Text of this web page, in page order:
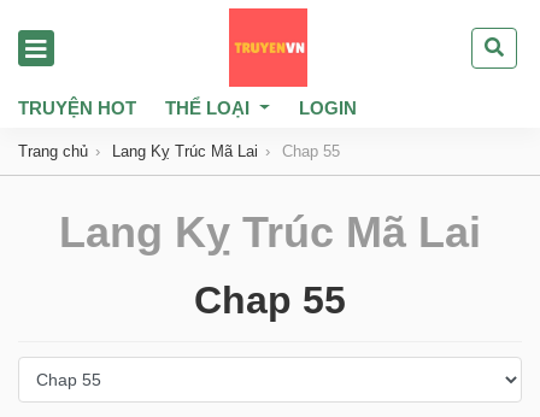
TRUYỆN HOT THỂ LOẠI LOGIN
Trang chủ Lang Kỵ Trúc Mã Lai Chap 55
Lang Kỵ Trúc Mã Lai
Chap 55